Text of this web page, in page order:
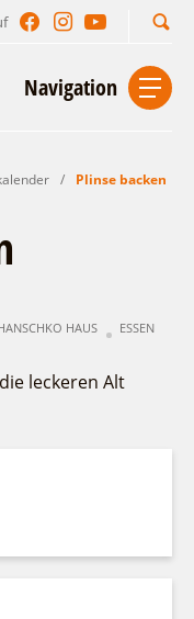
Navigation
/
Plinse backen
HAUS
ESSEN
leckeren Alt